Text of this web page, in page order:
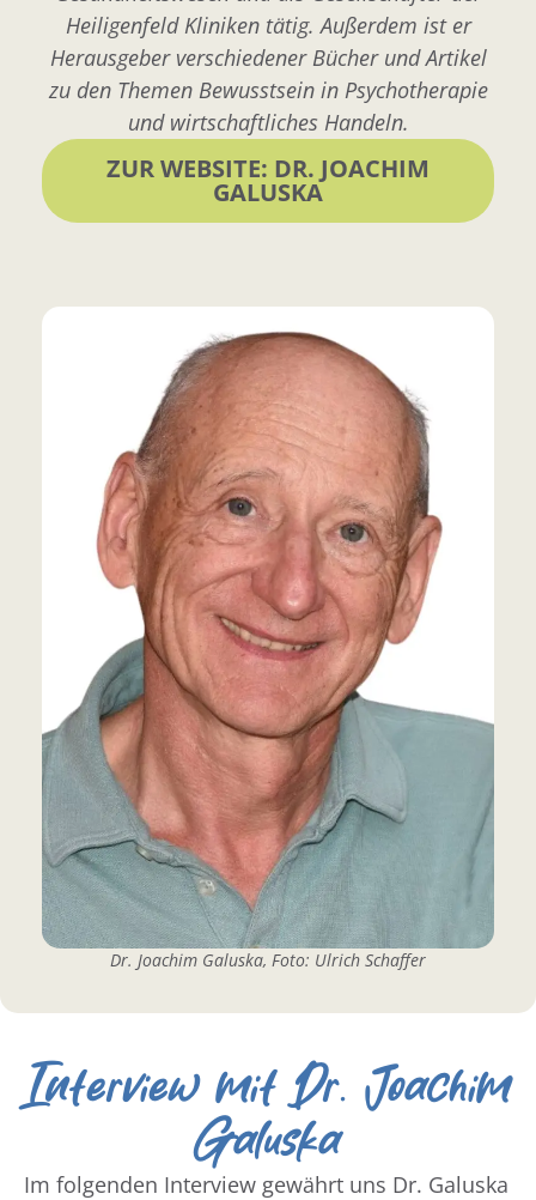
Heiligenfeld Kliniken tätig. Außerdem ist er
Herausgeber verschiedener Bücher und Artikel
zu den Themen Bewusstsein in Psychotherapie
und wirtschaftliches Handeln.
ZUR WEBSITE: DR. JOACHIM
GALUSKA
Dr. Joachim Galuska, Foto: Ulrich Schaffer
Interview mit Dr. Joachim
Galuska
Im folgenden Interview gewährt uns Dr. Galuska